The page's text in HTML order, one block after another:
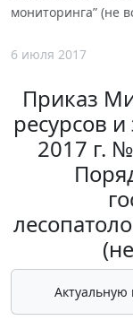
мониторинга” (не
6 июля 2017
Приказ
ресурсов
2017 г.
Актуальную